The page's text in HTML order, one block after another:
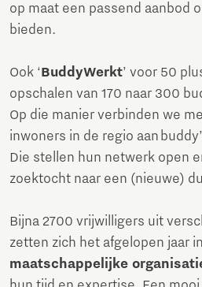
op maat een passend aanbod
bieden.
Ook ‘BuddyWerkt’ voor 50
opschalen van 170 naar 300
Op die manier verbinden we
inwoners in de regio aan
Die stellen hun netwerk open
zoektocht naar een (nieuwe)
Bijna 2700 vrijwilligers uit
zetten zich het afgelopen jaar
maatschappelijke